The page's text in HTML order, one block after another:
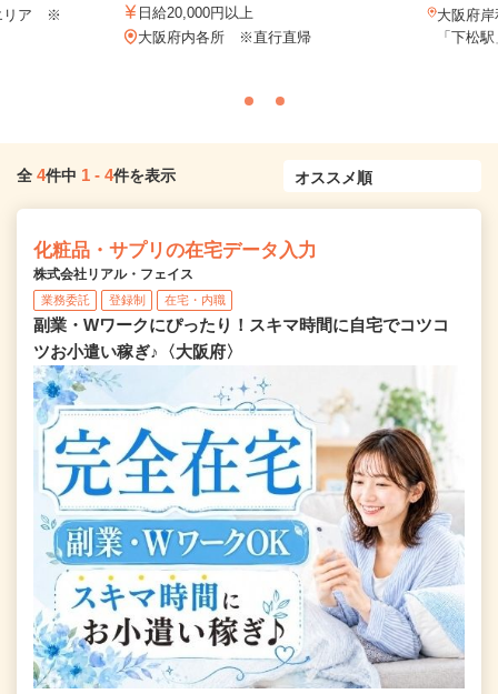
リア ※
日給20,000円以上
大阪府内各所 ※直行直帰
大阪府
「下松
全 4件中 1 - 4件を表示
化粧品・サプリの在宅データ入力
株式会社リアル・フェイス
業務委託 登録制 在宅・内職
副業・Wワークにぴったり！スキマ時間に自宅でコツコ
ツお小遣い稼ぎ♪〈大阪府〉